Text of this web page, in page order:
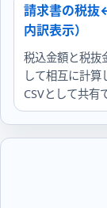
請求書の税抜
内訳表示）
税込金額と税抜
して相互に計算
CSVとして共有